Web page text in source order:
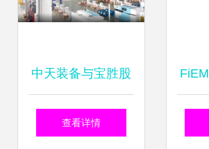
中天装备与宝胜股
份入选江苏两大数
查看详情
工